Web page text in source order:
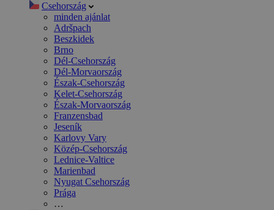
Csehország
minden ajánlat
Adršpach
Beszkidek
Brno
Dél-Csehország
Dél-Morvaország
Észak-Csehország
Kelet-Csehország
Észak-Morvaország
Franzensbad
Jeseník
Karlovy Vary
Közép-Csehország
Lednice-Valtice
Marienbad
Nyugat Csehország
Prága
…